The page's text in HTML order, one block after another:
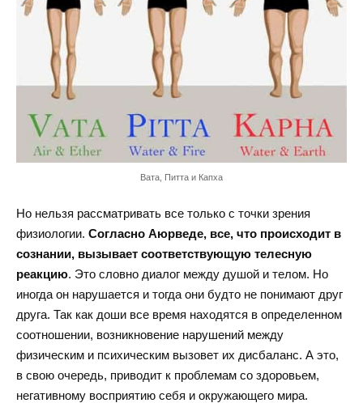
Вата, Питта и Капха
Но нельзя рассматривать все только с точки зрения
физиологии. Согласно Аюрведе, все, что происходит в
сознании, вызывает соответствующую телесную
реакцию. Это словно диалог между душой и телом. Но
иногда он нарушается и тогда они будто не понимают друг
друга. Так как доши все время находятся в определенном
соотношении, возникновение нарушений между
физическим и психическим вызовет их дисбаланс. А это,
в свою очередь, приводит к проблемам со здоровьем,
негативному восприятию себя и окружающего мира.